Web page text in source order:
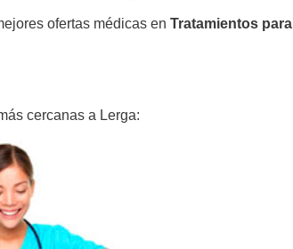
ofertas médicas en Tratamientos
cercanas a Lerga: